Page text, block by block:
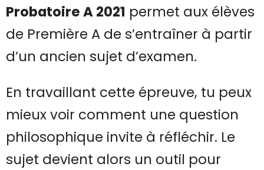
Probatoire A 2021 permet aux élèves
de Première A de s’entraîner à partir
d’un ancien sujet d’examen.
En travaillant cette épreuve, tu peux
mieux voir comment une question
philosophique invite à réfléchir. Le
sujet devient alors un outil pour